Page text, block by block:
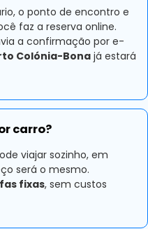
o ponto de encontro e
faz a reserva online.
a confirmação por e-
Colónia-Bona já estará
carro?
viajar sozinho, em
será o mesmo.
fixas, sem custos